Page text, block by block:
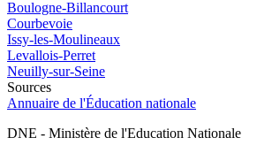
Boulogne-Billancourt
Courbevoie
Issy-les-Moulineaux
Levallois-Perret
Neuilly-sur-Seine
Sources
Annuaire de l'Éducation nationale
DNE - Ministère de l'Education Nationale